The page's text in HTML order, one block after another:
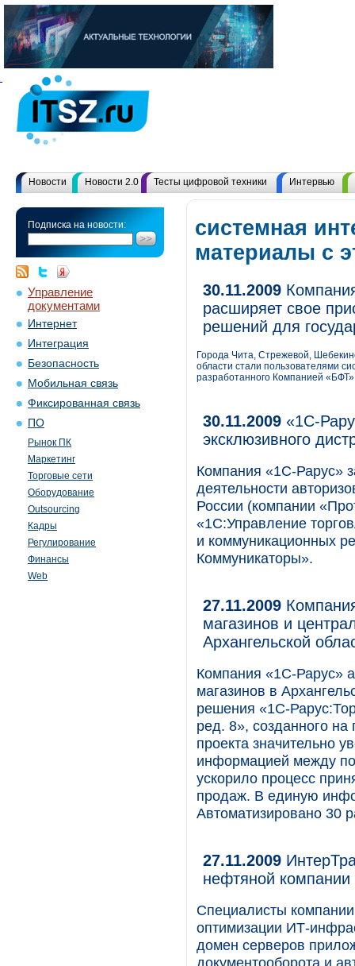
Новости Новости 2.0 Тесты цифровой техники Интервью
Подписка на новости:
Управление
документами
Интернет
Интеграция
Безопасность
Мобильная связь
Фиксированная связь
ПО
Рынок ПК
Маркетинг
Торговые сети
Оборудование
Outsourcing
Кадры
Регулирование
Финансы
Web
системная
материалы с
30.11.2009
расширяет свое
решений для
Города Чита, Стрежевой,
области стали пользователями
разработанного Компанией
30.11.2009 «1С-
эксклюзивного
Компания «1С-Рарус»
деятельности
России (компании
«1С:Управление
и коммуникационных
Коммуникаторы».
27.11.2009
магазинов и
Архангельской
Компания «1С-Рарус»
магазинов в
решения «1С-
ред. 8», созданного
проекта значительно
информацией между
ускорило процесс
продаж. В единую
Автоматизировано 30
27.11.2009
нефтяной компании
Специалисты
оптимизации ИТ-
домен серверов
документооборота и